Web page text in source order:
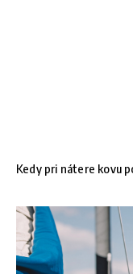
Kedy pri nátere kovu